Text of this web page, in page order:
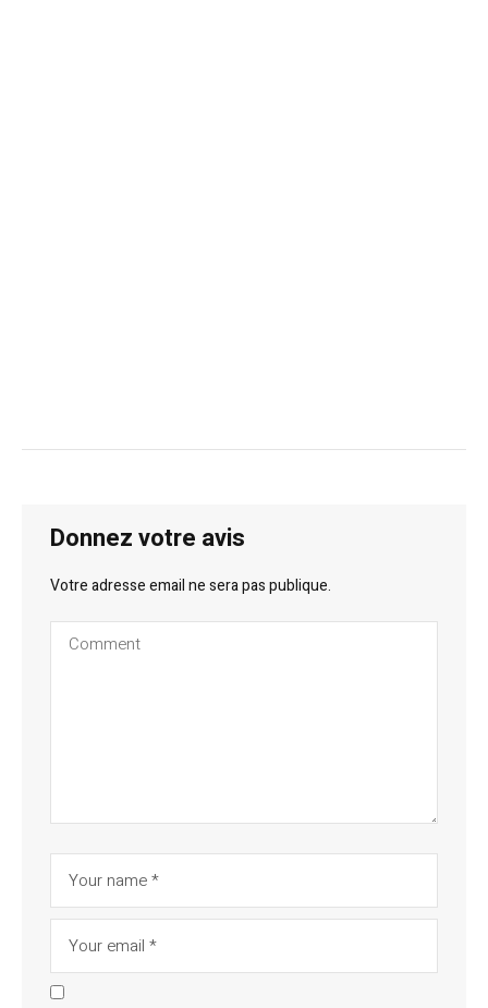
Donnez votre avis
Votre adresse email ne sera pas publique.